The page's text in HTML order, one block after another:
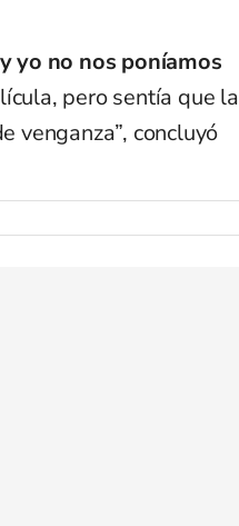
yo no nos poníamos
pero sentía que la
venganza”, concluyó